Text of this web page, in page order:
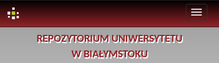
REPOZYTORIUM UNIWERSYTETU
W BIAŁYMSTOKU